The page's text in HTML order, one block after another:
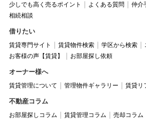
少しでも高く売るポイント
よくある質問
仲介
相続相談
借りたい
賃貸専門サイト 賃貸物件検索 学区から検索
お客様の声【賃貸】
お部屋探し依頼
オーナー様へ
賃貸管理について 管理物件ギャラリー 賃貸リ
不動産コラム
お部屋探しコラム 賃貸管理コラム 売却コラム